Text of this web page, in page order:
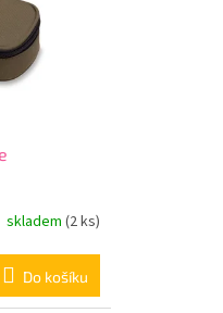
skladem (2 ks)
Do košíku